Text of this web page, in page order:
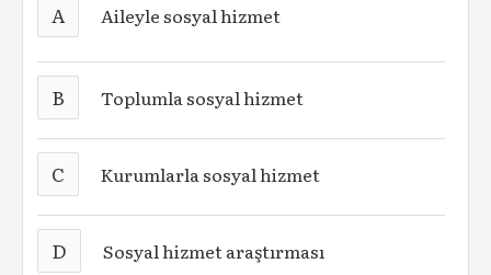
A Aileyle sosyal hizmet
B Toplumla sosyal hizmet
C Kurumlarla sosyal hizmet
D Sosyal hizmet araştırması